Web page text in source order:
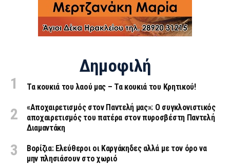
Δημοφιλή
Τα κουκιά του λαού μας – Τα κουκιά του Κρητικού!
«Aποχαιρετισμός στον Παντελή μας»: Ο συγκλονιστικός
αποχαιρετισμός του πατέρα στον πυροσβέστη Παντελή
Διαμαντάκη
Βορίζια: Ελεύθεροι οι Καργάκηδες αλλά με τον όρο να
μην πλησιάσουν στο χωριό